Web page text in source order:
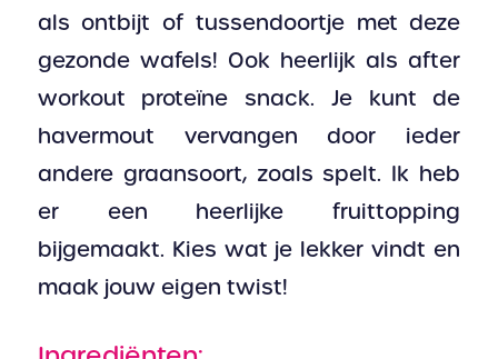
als ontbijt of tussendoortje met deze
gezonde wafels! Ook heerlijk als after
workout proteïne snack. Je kunt de
havermout vervangen door ieder
andere graansoort, zoals spelt. Ik heb
er een heerlijke fruittopping
bijgemaakt. Kies wat je lekker vindt en
maak jouw eigen twist!